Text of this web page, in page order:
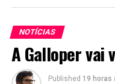
NOTÍCIAS
A Galloper vai
Published 19 horas